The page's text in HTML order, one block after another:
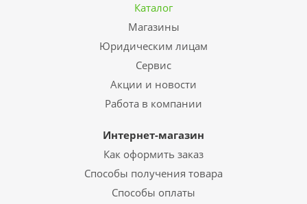
Каталог
Магазины
Юридическим лицам
Сервис
Акции и новости
Работа в компании
Интернет-магазин
Как оформить заказ
Способы получения товара
Способы оплаты